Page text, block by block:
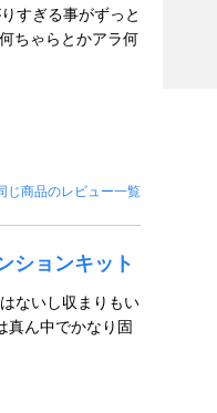
すぎる事がずっと
ちゃらとかアラ何
じ商品のレビュー一覧
ションキット
ないし収まりもい
真ん中でかなり固